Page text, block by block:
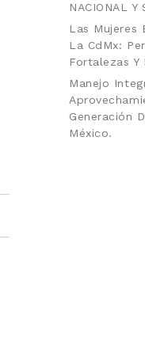
NACIONAL Y
Las Mujeres
La CdMx:
Fortalezas Y
Manejo
Generación
México.